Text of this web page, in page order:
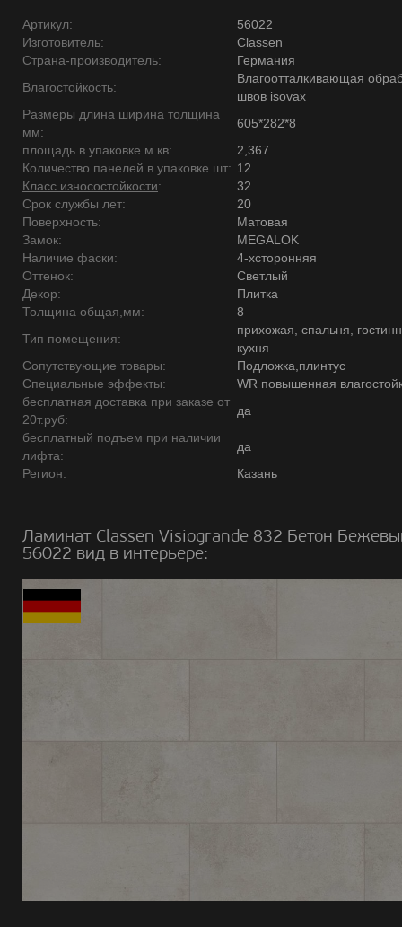
Артикул:
56022
Изготовитель:
Classen
Страна-производитель:
Германия
Влагостойкость:
Влагоотталкивающая
швов isovax
Размеры длина ширина толщина
мм:
605*282*8
площадь в упаковке м кв:
2,367
Количество панелей в упаковке шт: 12
Класс износостойкости:
32
Срок службы лет:
20
Поверхность:
Матовая
Замок:
MEGALOK
Наличие фаски:
4-хсторонняя
Оттенок:
Светлый
Декор:
Плитка
Толщина общая,мм:
8
Тип помещения:
прихожая, спальня,
кухня
Сопутствующие товары:
Подложка,плинтус
Специальные эффекты:
WR повышенная
бесплатная доставка при заказе от
20т.руб:
да
бесплатный подъем при наличии
лифта:
да
Регион:
Казань
Ламинат Classen Visiogrande 832 Бетон
56022 вид в интерьере: